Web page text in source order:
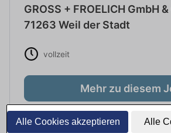
Alle Cookies akzeptieren Alle
GROSS + FROELICH GmbH
71263 Weil der Stadt
vollzeit
Mehr zu diesem
Stellenbeschreibung